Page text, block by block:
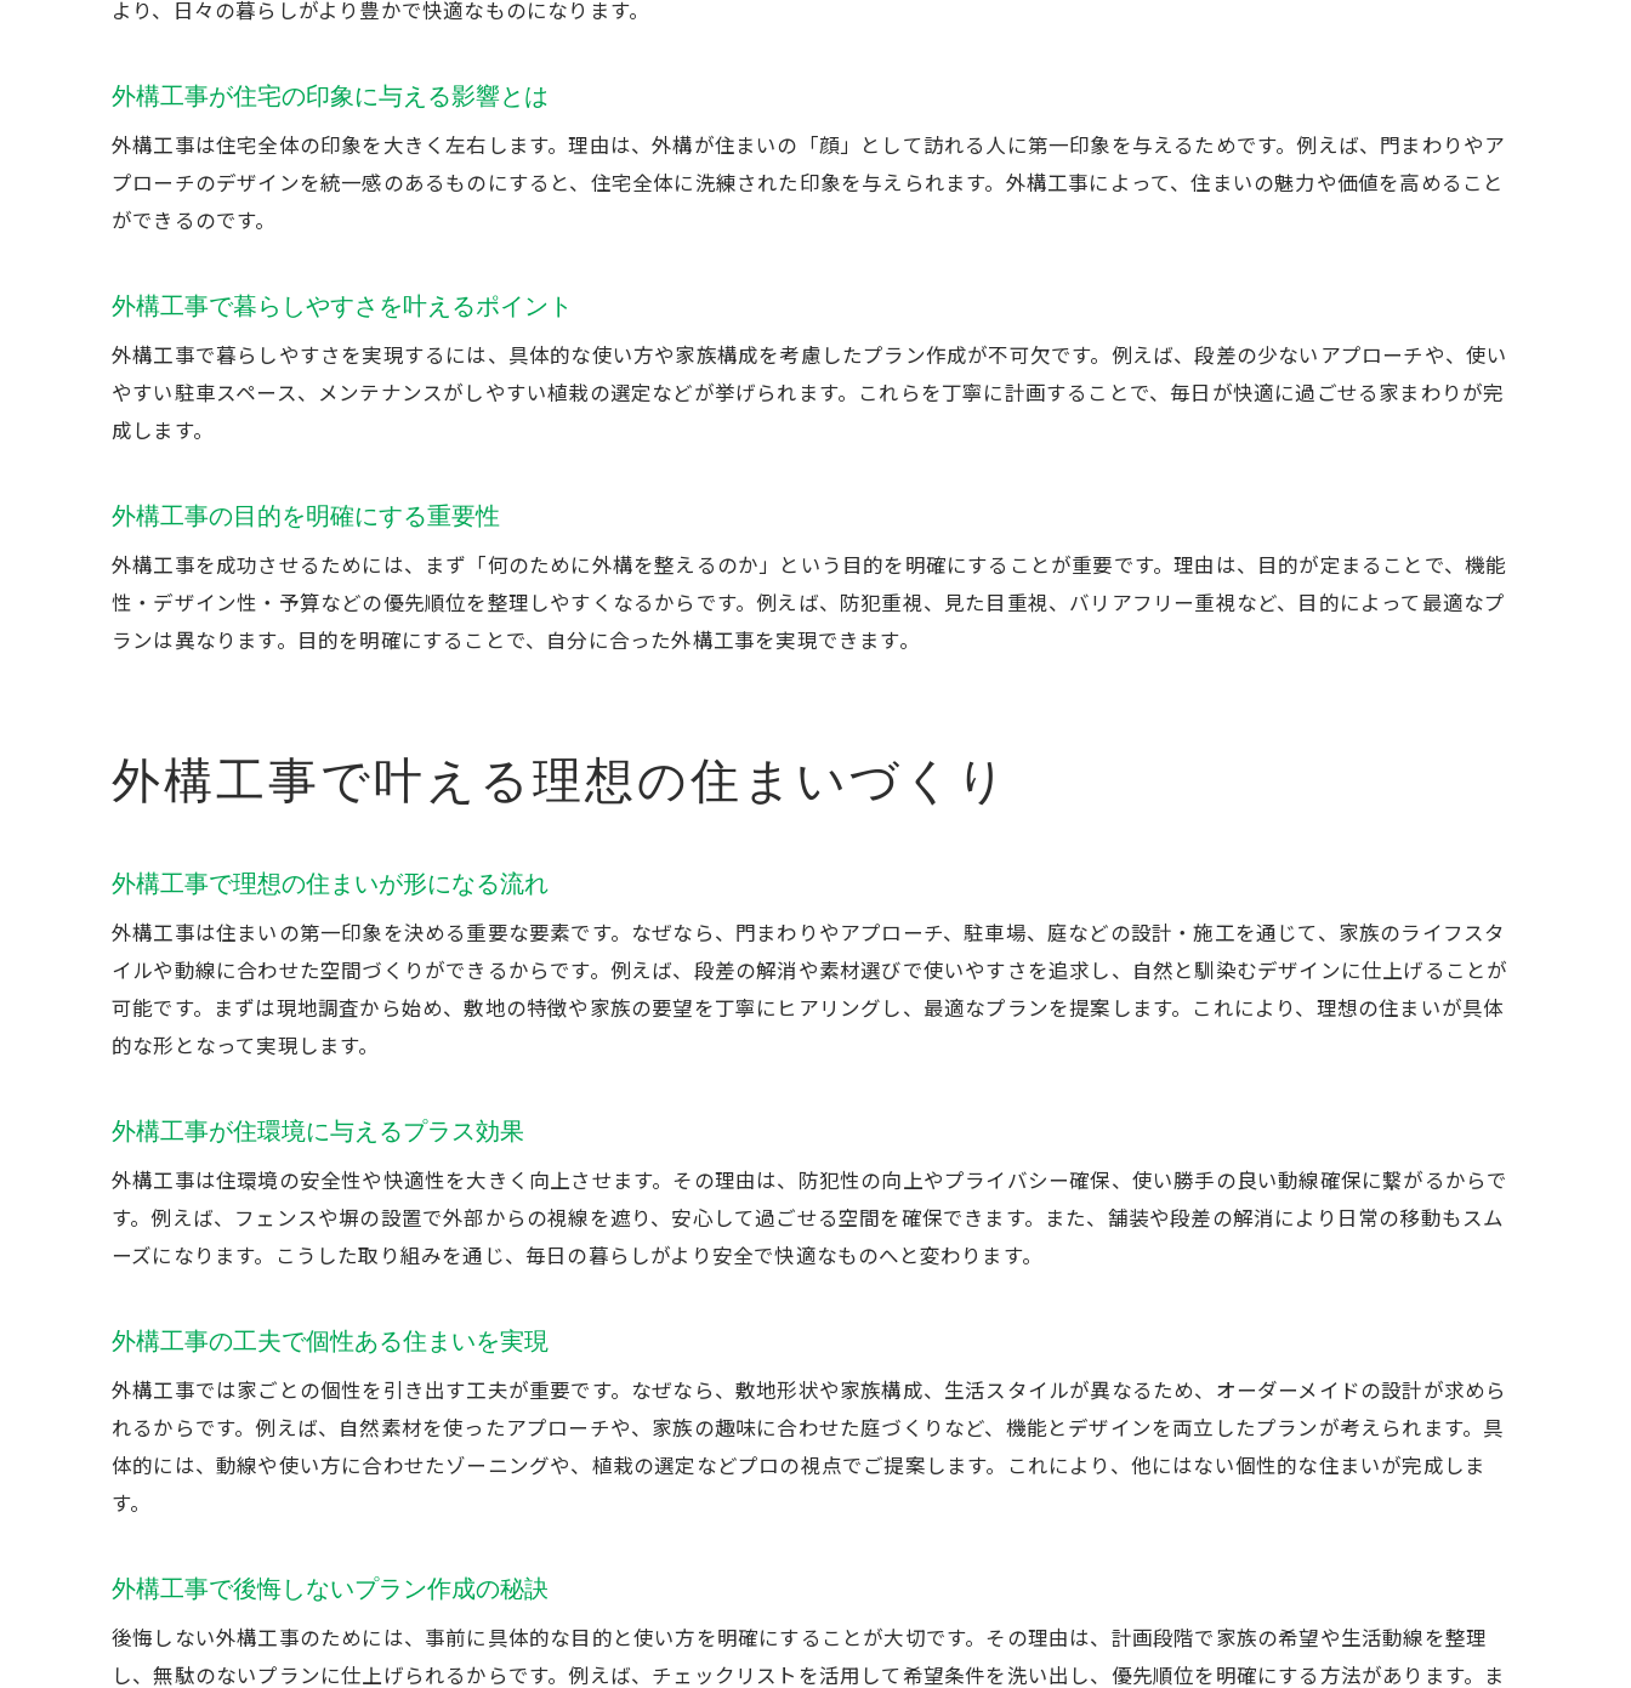
外構工事でくつろげる庭空間を作るアイデア
外構工事で暮らしに安心をプラスする方法
外構工事で失敗しないためのポイント
外構工事の計画で重視すべき要素とは
地域性も活かす外構工事の進め方
外構工事で地域特性を活かすポイント
外構工事が気候や環境に対応する理由
外構工事で地域密着型の提案を受けるには
外構工事で地域の安心感を得る方法
外構工事が防犯性向上に役立つ仕組み
外構工事でデザイン性を高めるポイント
外構工事の選び方で防犯も意識する方法
外構工事で安心と美しさを両立する方法
外構工事がもたらす快適な住まいの秘訣
外構工事で心地よい空間を作るポイント
外構工事で家族が安心して暮らせる理由
より、日々の暮らしがより豊かで快適なものになります。
外構工事が住宅の印象に与える影響とは
外構工事は住宅全体の印象を大きく左右します。理由は、外構が住まいの「顔」として訪れる人に第一印象を与えるためです。例えば、門まわりやア
プローチのデザインを統一感のあるものにすると、住宅全体に洗練された印象を与えられます。外構工事によって、住まいの魅力や価値を高めること
ができるのです。
外構工事で暮らしやすさを叶えるポイント
外構工事で暮らしやすさを実現するには、具体的な使い方や家族構成を考慮したプラン作成が不可欠です。例えば、段差の少ないアプローチや、使い
やすい駐車スペース、メンテナンスがしやすい植栽の選定などが挙げられます。これらを丁寧に計画することで、毎日が快適に過ごせる家まわりが完
成します。
外構工事の目的を明確にする重要性
外構工事を成功させるためには、まず「何のために外構を整えるのか」という目的を明確にすることが重要です。理由は、目的が定まることで、機能
性・デザイン性・予算などの優先順位を整理しやすくなるからです。例えば、防犯重視、見た目重視、バリアフリー重視など、目的によって最適なプ
ランは異なります。目的を明確にすることで、自分に合った外構工事を実現できます。
外構工事で叶える理想の住まいづくり
外構工事で理想の住まいが形になる流れ
外構工事は住まいの第一印象を決める重要な要素です。なぜなら、門まわりやアプローチ、駐車場、庭などの設計・施工を通じて、家族のライフスタ
イルや動線に合わせた空間づくりができるからです。例えば、段差の解消や素材選びで使いやすさを追求し、自然と馴染むデザインに仕上げることが
可能です。まずは現地調査から始め、敷地の特徴や家族の要望を丁寧にヒアリングし、最適なプランを提案します。これにより、理想の住まいが具体
的な形となって実現します。
外構工事が住環境に与えるプラス効果
外構工事は住環境の安全性や快適性を大きく向上させます。その理由は、防犯性の向上やプライバシー確保、使い勝手の良い動線確保に繋がるからで
す。例えば、フェンスや塀の設置で外部からの視線を遮り、安心して過ごせる空間を確保できます。また、舗装や段差の解消により日常の移動もスム
ーズになります。こうした取り組みを通じ、毎日の暮らしがより安全で快適なものへと変わります。
外構工事の工夫で個性ある住まいを実現
外構工事では家ごとの個性を引き出す工夫が重要です。なぜなら、敷地形状や家族構成、生活スタイルが異なるため、オーダーメイドの設計が求めら
れるからです。例えば、自然素材を使ったアプローチや、家族の趣味に合わせた庭づくりなど、機能とデザインを両立したプランが考えられます。具
体的には、動線や使い方に合わせたゾーニングや、植栽の選定などプロの視点でご提案します。これにより、他にはない個性的な住まいが完成しま
す。
外構工事で後悔しないプラン作成の秘訣
後悔しない外構工事のためには、事前に具体的な目的と使い方を明確にすることが大切です。その理由は、計画段階で家族の希望や生活動線を整理
し、無駄のないプランに仕上げられるからです。例えば、チェックリストを活用して希望条件を洗い出し、優先順位を明確にする方法があります。ま
お問い合わせ・ご相談はこちら
お問い合わせ・ご相談はこちら